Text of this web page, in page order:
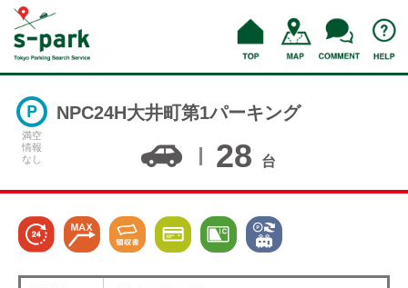
満空
情報
なし
NPC24H大井町第1パーキング
28 台